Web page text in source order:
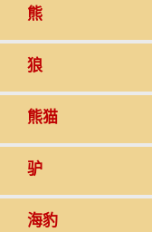
熊
狼
熊猫
驴
海豹